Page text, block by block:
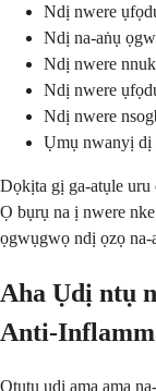
Ndị nwere
Ndị na-aṅụ
Ndị nwere
Ndị nwere
Ndị nwere
Ụmụ nwanyị dị
Dọkịta gị ga-atụle uru
Ọ bụrụ na ị nwere
ọgwụgwọ ndị ọzọ na-
Aha Ụdị ntụ
Anti-
Ọtụtụ ụdị ama ama